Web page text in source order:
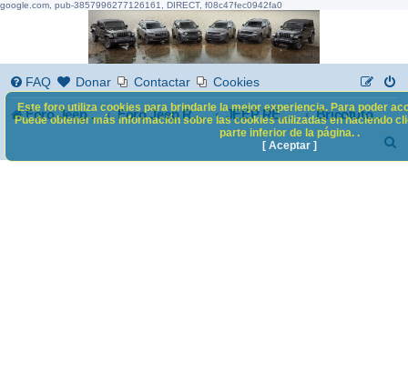
google.com, pub-3857996277126161, DIRECT, f08c47fec0942fa0
FAQ Donar Contactar Cookies
Foro Jeep Renegade Foro Jeep Renegade JEEP RENEGADE
Bricotutoriales
Este foro utiliza cookies para brindarle la mejor experiencia. Para poder
Puede obtener más información sobre las cookies utilizadas en haciendo
parte inferior de la página. .
[ Aceptar ]